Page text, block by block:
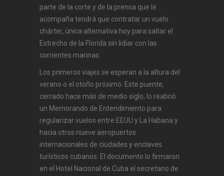
parte de la corte y de la prensa que le
acompaña tendrá que contratar un vuelo
chárter, única alternativa hoy para saltar el
Estrecho de la Florida sin lidiar con las
corrientes marinas.
Los primeros viajes se esperan a la altura del
verano o el otoño próximo. Este puente,
cerrado hace más de medio siglo, lo reabrió
un Memorando de Entendimiento para
regularizar vuelos entre EEUU y La Habana y
hacia otros nueve aeropuertos
internacionales de ciudades y enclaves
turísticos cubanos. El documento lo firmaron
en el Hotel Nacional de Cuba el secretario de